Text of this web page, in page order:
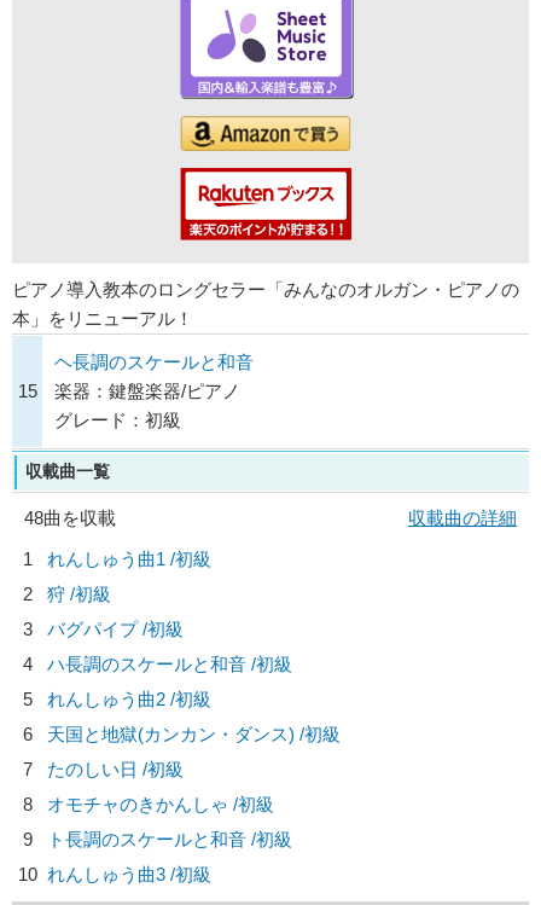
ピアノ導入教本のロングセラー「みんなのオルガン・ピアノの
本」をリニューアル！
15
ヘ長調のスケールと和音
楽器：鍵盤楽器/ピアノ
グレード：初級
収載曲一覧
48曲を収載
収載曲の詳細
1
れんしゅう曲1 /初級
2
狩 /初級
3
バグパイプ /初級
4
ハ長調のスケールと和音 /初級
5
れんしゅう曲2 /初級
6
天国と地獄(カンカン・ダンス) /初級
7
たのしい日 /初級
8
オモチャのきかんしゃ /初級
9
ト長調のスケールと和音 /初級
10 れんしゅう曲3 /初級